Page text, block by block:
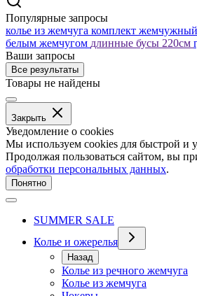
Популярные запросы
колье из жемчуга комплект жемчужный
белым жемчугом длинные бусы 220см
Ваши запросы
Все результаты
Товары не найдены
Закрыть
Уведомление о cookies
Мы используем cookies для быстрой и
Продолжая пользоваться сайтом, вы
обработки персональных данных.
Понятно
SUMMER SALE
Колье и ожерелья
Назад
Колье из речного жемчуга
Колье из жемчуга